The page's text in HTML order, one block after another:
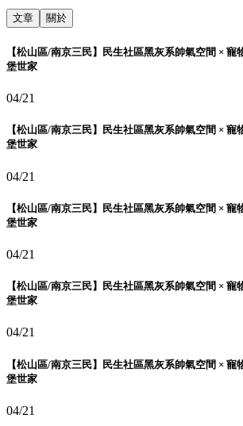
文章 關於
【松山區/南京三民】民生社區黑灰系帥氣空間 ×
堡世家
04/21
【松山區/南京三民】民生社區黑灰系帥氣空間 ×
堡世家
04/21
【松山區/南京三民】民生社區黑灰系帥氣空間 ×
堡世家
04/21
【松山區/南京三民】民生社區黑灰系帥氣空間 ×
堡世家
04/21
【松山區/南京三民】民生社區黑灰系帥氣空間 ×
堡世家
04/21